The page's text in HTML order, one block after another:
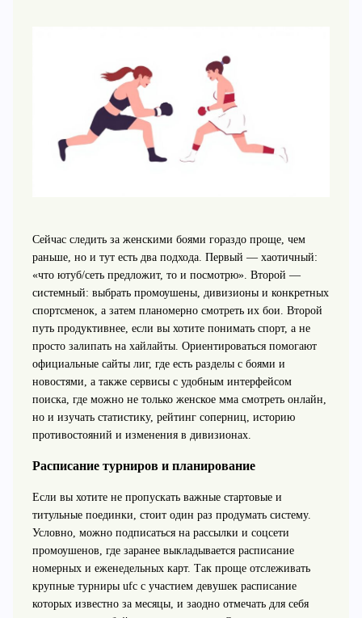
Сейчас следить за женскими боями гораздо проще, чем
раньше, но и тут есть два подхода. Первый — хаотичный:
«что ютуб/сеть предложит, то и посмотрю». Второй —
системный: выбрать промоушены, дивизионы и конкретных
спортсменок, а затем планомерно смотреть их бои. Второй
путь продуктивнее, если вы хотите понимать спорт, а не
просто залипать на хайлайты. Ориентироваться помогают
официальные сайты лиг, где есть разделы с боями и
новостями, а также сервисы с удобным интерфейсом
поиска, где можно не только женское мма смотреть онлайн,
но и изучать статистику, рейтинг соперниц, историю
противостояний и изменения в дивизионах.
Расписание турниров и планирование
Если вы хотите не пропускать важные стартовые и
титульные поединки, стоит один раз продумать систему.
Условно, можно подписаться на рассылки и соцсети
промоушенов, где заранее выкладывается расписание
номерных и еженедельных карт. Так проще отслеживать
крупные турниры ufc с участием девушек расписание
которых известно за месяцы, и заодно отмечать для себя